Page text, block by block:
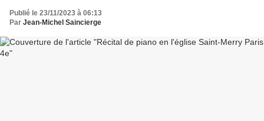
Publié le 23/11/2023 à 06:13
Par Jean-Michel Saincierge